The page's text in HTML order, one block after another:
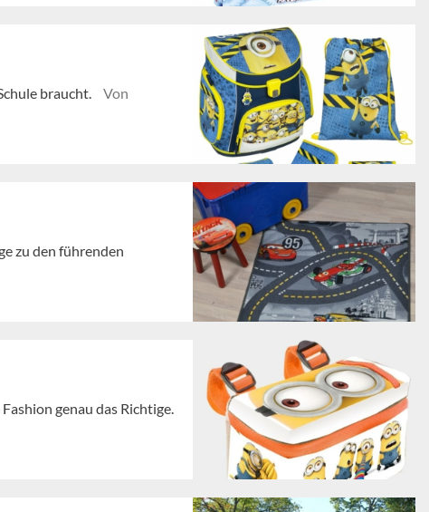
braucht.
Von
zu den führenden
genau das Richtige.